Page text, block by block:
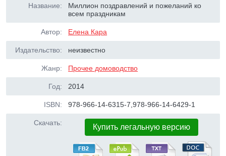
Название:
Миллион поздравлений и пожеланий ко
всем праздникам
Автор: Елена Кара
Издательство: неизвестно
Жанр: Прочее домоводство
Год: 2014
ISBN: 978-966-14-6315-7,978-966-14-6429-1
Скачать: Купить легальную версию